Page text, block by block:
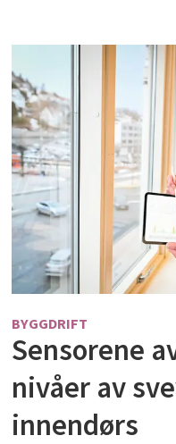
BYGGDRIFT
Sensorene
nivåer av
innendørs